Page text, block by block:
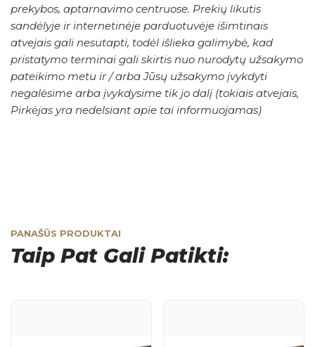
prekybos, aptarnavimo centruose. Prekių likutis
sandėlyje ir internetinėje parduotuvėje išimtinais
atvejais gali nesutapti, todėl išlieka galimybė, kad
pristatymo terminai gali skirtis nuo nurodytų užsakymo
pateikimo metu ir / arba Jūsų užsakymo įvykdyti
negalėsime arba įvykdysime tik jo dalį (tokiais atvejais,
Pirkėjas yra nedelsiant apie tai informuojamas)
PANAŠŪS PRODUKTAI
Taip Pat Gali Patikti: